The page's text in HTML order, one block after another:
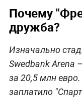
Почему
дружба?
Изначально
Swedbank Arena
за 20,5 млн
заплатило